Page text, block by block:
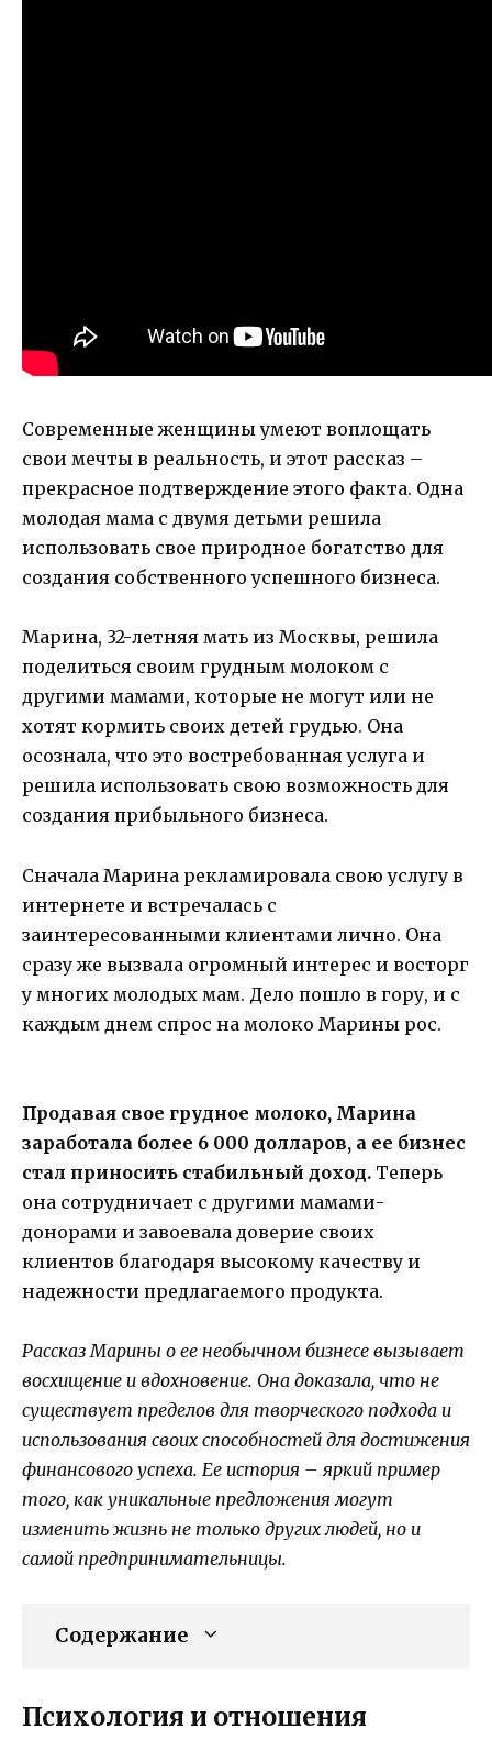
Современные женщины умеют воплощать
свои мечты в реальность, и этот рассказ –
прекрасное подтверждение этого факта. Одна
молодая мама с двумя детьми решила
использовать свое природное богатство для
создания собственного успешного бизнеса.
Марина, 32-летняя мать из Москвы, решила
поделиться своим грудным молоком с
другими мамами, которые не могут или не
хотят кормить своих детей грудью. Она
осознала, что это востребованная услуга и
решила использовать свою возможность для
создания прибыльного бизнеса.
Сначала Марина рекламировала свою услугу в
интернете и встречалась с
заинтересованными клиентами лично. Она
сразу же вызвала огромный интерес и восторг
у многих молодых мам. Дело пошло в гору, и с
каждым днем спрос на молоко Марины рос.
Продавая свое грудное молоко, Марина
заработала более 6 000 долларов, а ее бизнес
стал приносить стабильный доход. Теперь
она сотрудничает с другими мамами-
донорами и завоевала доверие своих
клиентов благодаря высокому качеству и
надежности предлагаемого продукта.
Рассказ Марины о ее необычном бизнесе вызывает
восхищение и вдохновение. Она доказала, что не
существует пределов для творческого подхода и
использования своих способностей для достижения
финансового успеха. Ее история – яркий пример
того, как уникальные предложения могут
изменить жизнь не только других людей, но и
самой предпринимательницы.
Содержание
Психология и отношения